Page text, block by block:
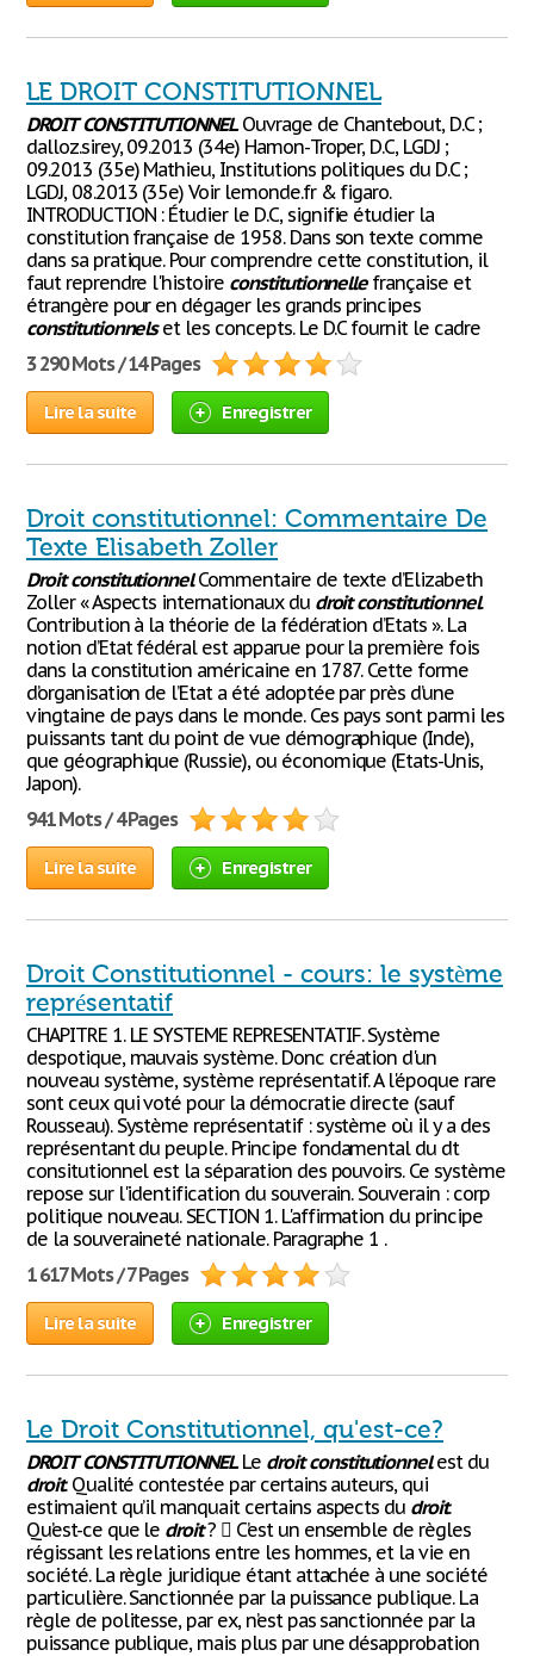
LE DROIT CONSTITUTIONNEL
DROITCONSTITUTIONNELOuvrage de Chantebout, D.C ;
dalloz.sirey, 09.2013 (34e) Hamon-Troper, D.C, LGDJ ;
09.2013 (35e) Mathieu, Institutions politiques du D.C ;
LGDJ, 08.2013 (35e) Voir lemonde.fr & figaro.
INTRODUCTION : Étudier le D.C, signifie étudier la
constitution française de 1958. Dans son texte comme
dans sa pratique. Pour comprendre cette constitution, il
faut reprendre l'histoire constitutionnellefrançaise et
étrangère pour en dégager les grands principes
constitutionnelset les concepts. Le D.C fournit le cadre
3 290 Mots / 14 Pages
Lire la suite Enregistrer
Droit constitutionnel: Commentaire De
Texte Elisabeth Zoller
Droit constitutionnelCommentaire de texte d’Elizabeth
Zoller « Aspects internationaux du droit constitutionnel.
Contribution à la théorie de la fédération d’Etats ». La
notion d’Etat fédéral est apparue pour la première fois
dans la constitution américaine en 1787. Cette forme
d’organisation de l’Etat a été adoptée par près d’une
vingtaine de pays dans le monde. Ces pays sont parmi les
puissants tant du point de vue démographique (Inde),
que géographique (Russie), ou économique (Etats-Unis,
Japon).
941 Mots / 4 Pages
Lire la suite Enregistrer
Droit Constitutionnel - cours: le système
représentatif
CHAPITRE 1. LE SYSTEME REPRESENTATIF. Système
despotique, mauvais système. Donc création d'un
nouveau système, système représentatif. A l'époque rare
sont ceux qui voté pour la démocratie directe (sauf
Rousseau). Système représentatif : système où il y a des
représentant du peuple. Principe fondamental du dt
consitutionnel est la séparation des pouvoirs. Ce système
repose sur l'identification du souverain. Souverain : corp
politique nouveau. SECTION 1. L'affirmation du principe
de la souveraineté nationale. Paragraphe 1 .
1 617 Mots / 7 Pages
Lire la suite Enregistrer
Le Droit Constitutionnel, qu'est-ce?
DROITCONSTITUTIONNELLe droit constitutionnelest du
droit. Qualité contestée par certains auteurs, qui
estimaient qu’il manquait certains aspects du droit.
Qu’est-ce que le droit?  C’est un ensemble de règles
régissant les relations entre les hommes, et la vie en
société. La règle juridique étant attachée à une société
particulière. Sanctionnée par la puissance publique. La
règle de politesse, par ex, n’est pas sanctionnée par la
puissance publique, mais plus par une désapprobation